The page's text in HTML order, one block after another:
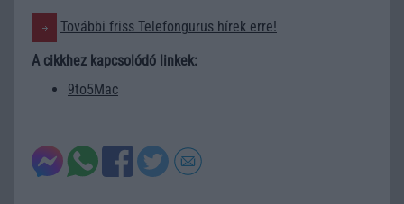
További friss Telefongurus hírek erre!
A cikkhez kapcsolódó linkek:
9to5Mac